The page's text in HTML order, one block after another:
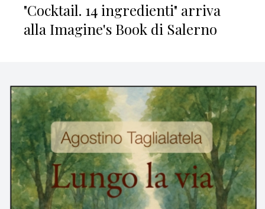
"Cocktail. 14 ingredienti" arriva
alla Imagine's Book di Salerno